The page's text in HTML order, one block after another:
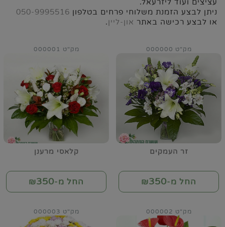
עציצים ועוד ליזרעאל.
ניתן לבצע הזמנת משלוחי פרחים בטלפון 050-9995516
או לבצע רכישה באתר און-ליין.
זר העמקים
מק"ט 000000
החל מ-₪350
קלאסי מרענן
מק"ט 000001
החל מ-₪350
מק"ט 000002 מק"ט 000003